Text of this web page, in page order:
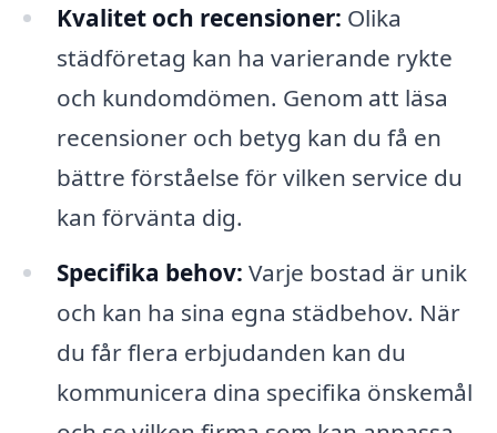
Kvalitet och recensioner: Olika
städföretag kan ha varierande rykte
och kundomdömen. Genom att läsa
recensioner och betyg kan du få en
bättre förståelse för vilken service du
kan förvänta dig.
Specifika behov: Varje bostad är unik
och kan ha sina egna städbehov. När
du får flera erbjudanden kan du
kommunicera dina specifika önskemål